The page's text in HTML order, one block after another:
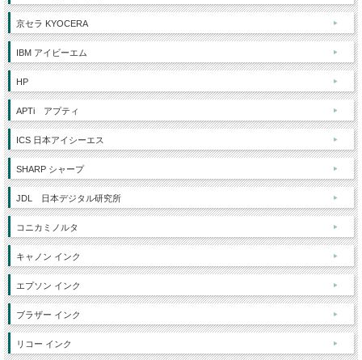
京セラ KYOCERA
IBM アイビーエム
HP
APTi アプティ
ICS 日本アイシーエス
SHARP シャープ
JDL 日本デジタル研究所
コニカミノルタ
キャノン インク
エプソン インク
ブラザー インク
リコー インク